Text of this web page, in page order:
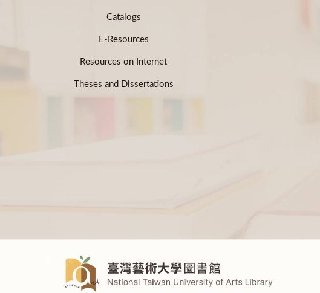
Catalogs
E-Resources
Resources on Internet
Theses and Dissertations